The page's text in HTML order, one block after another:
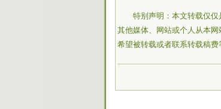
特别声明：本文转载仅
其他媒体、网站或个人从本
希望被转载或者联系转载稿费